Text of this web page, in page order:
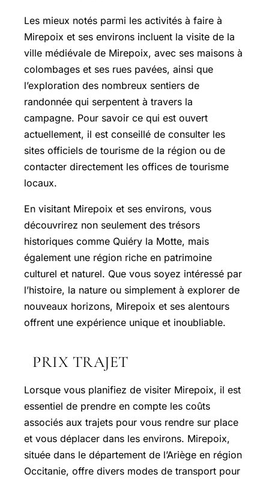
Les mieux notés parmi les activités à faire à
Mirepoix et ses environs incluent la visite de la
ville médiévale de Mirepoix, avec ses maisons à
colombages et ses rues pavées, ainsi que
l’exploration des nombreux sentiers de
randonnée qui serpentent à travers la
campagne. Pour savoir ce qui est ouvert
actuellement, il est conseillé de consulter les
sites officiels de tourisme de la région ou de
contacter directement les offices de tourisme
locaux.
En visitant Mirepoix et ses environs, vous
découvrirez non seulement des trésors
historiques comme Quiéry la Motte, mais
également une région riche en patrimoine
culturel et naturel. Que vous soyez intéressé par
l’histoire, la nature ou simplement à explorer de
nouveaux horizons, Mirepoix et ses alentours
offrent une expérience unique et inoubliable.
PRIX TRAJET
Lorsque vous planifiez de visiter Mirepoix, il est
essentiel de prendre en compte les coûts
associés aux trajets pour vous rendre sur place
et vous déplacer dans les environs. Mirepoix,
située dans le département de l’Ariège en région
Occitanie, offre divers modes de transport pour